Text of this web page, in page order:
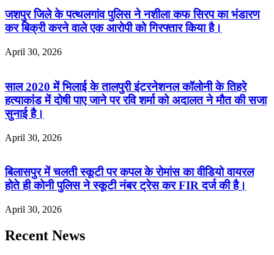
जशपुर जिले के पत्थलगांव पुलिस ने नशीला कफ सिरप का भंडारण
कर बिक्री करने वाले एक आरोपी को गिरफ्तार किया है।
April 30, 2026
साल 2020 में भिलाई के तालपुरी इंटरनेशनल कॉलोनी के तिहरे
हत्याकांड में दोषी पाए जाने पर रवि शर्मा को अदालत ने मौत की सजा
सुनाई है।
April 30, 2026
बिलासपुर में चलती स्कूटी पर कपल के रोमांस का वीडियो वायरल
होते ही कोनी पुलिस ने स्कूटी नंबर ट्रेस कर FIR दर्ज की है।
April 30, 2026
Recent News